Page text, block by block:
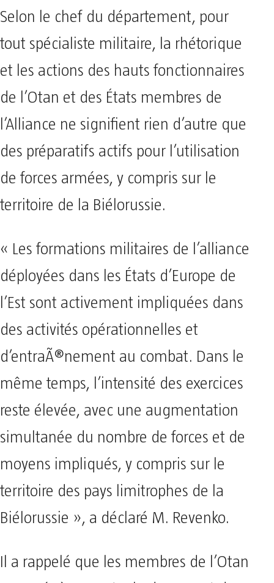
Selon le chef du département, pour
tout spécialiste militaire, la rhétorique
et les actions des hauts fonctionnaires
de l’Otan et des États membres de
l’Alliance ne signifient rien d’autre que
des préparatifs actifs pour l’utilisation
de forces armées, y compris sur le
territoire de la Biélorussie.
« Les formations militaires de l’alliance
déployées dans les États d’Europe de
l’Est sont activement impliquées dans
des activités opérationnelles et
d’entraÃ®nement au combat. Dans le
même temps, l’intensité des exercices
reste élevée, avec une augmentation
simultanée du nombre de forces et de
moyens impliqués, y compris sur le
territoire des pays limitrophes de la
Biélorussie », a déclaré M. Revenko.
Il a rappelé que les membres de l’Otan